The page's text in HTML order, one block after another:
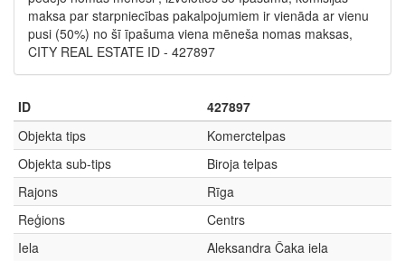
maksa par starpniecības pakalpojumiem ir vienāda ar vienu
pusi (50%) no šī īpašuma viena mēneša nomas maksas,
CITY REAL ESTATE ID - 427897
ID
427897
Objekta tips
Komerctelpas
Objekta sub-tips
Biroja telpas
Rajons
Rīga
Reģions
Centrs
Iela
Aleksandra Čaka iela